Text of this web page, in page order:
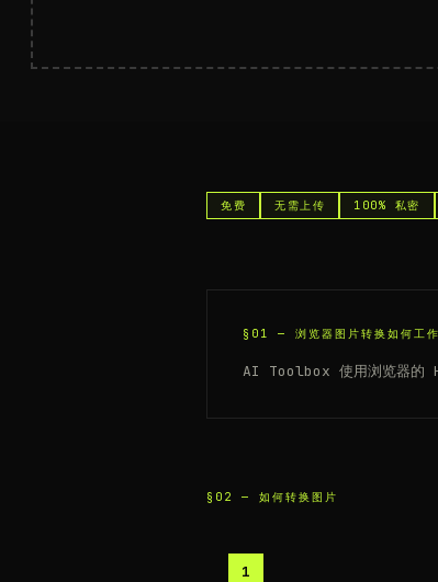
免费 无需上传 100% 私密
§01 — 浏览器图片转换如何工作
AI Toolbox 使用浏览器的
§02 — 如何转换图片
1